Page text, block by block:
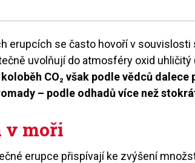
erupcích se často hovoří v
uvolňují do atmosféry oxid uhličitý
CO₂ však podle vědců dalece
– podle odhadů více než
v moři
erupce přispívají ke zvýšení